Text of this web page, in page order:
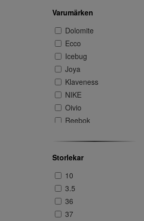
Varumärken
Dolomite
Ecco
Icebug
Joya
Klaveness
NIKE
Oivio
Reebok
Skechers
Viking
Xsensible
Storlekar
10
3.5
36
37